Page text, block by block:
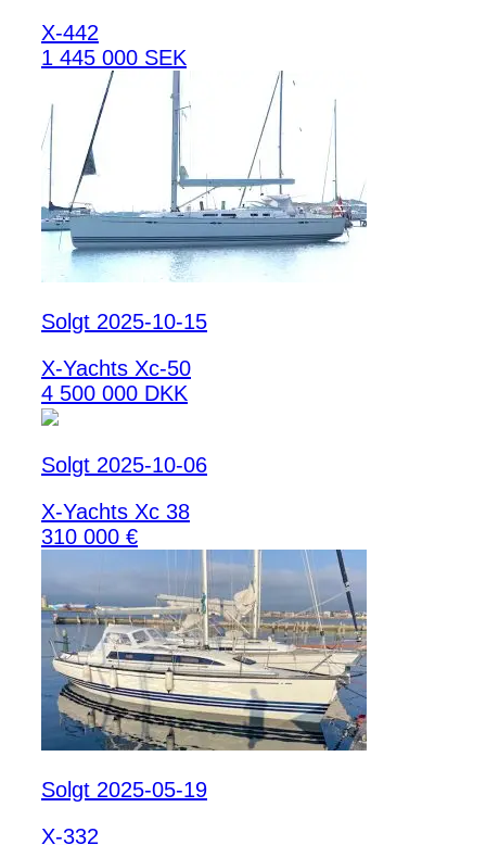
X-442
1 445 000 SEK
Solgt 2025-10-15
X-Yachts Xc-50
4 500 000 DKK
Solgt 2025-10-06
X-Yachts Xc 38
310 000 €
Solgt 2025-05-19
X-332